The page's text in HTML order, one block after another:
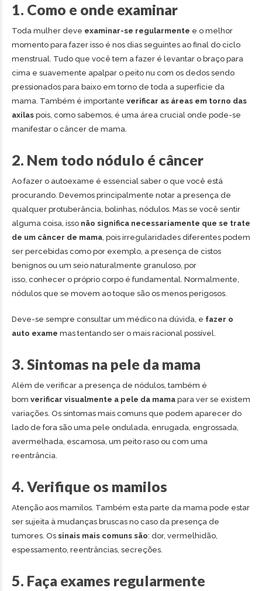
1. Como e onde examinar
Toda mulher deve examinar-se regularmente e o melhor
momento para fazer isso é nos dias seguintes ao final do ciclo
menstrual. Tudo que você tem a fazer é levantar o braço para
cima e suavemente apalpar o peito nu com os dedos sendo
pressionados para baixo em torno de toda a superfície da
mama. Também é importante verificar as áreas em torno das
axilas pois, como sabemos, é uma área crucial onde pode-se
manifestar o câncer de mama.
2. Nem todo nódulo é câncer
Ao fazer o autoexame é essencial saber o que você está
procurando. Devemos principalmente notar a presença de
qualquer protuberância, bolinhas, nódulos. Mas se você sentir
alguma coisa, isso não significa necessariamente que se trate
de um câncer de mama, pois irregularidades diferentes podem
ser percebidas como por exemplo, a presença de cistos
benignos ou um seio naturalmente granuloso, por
isso, conhecer o próprio corpo é fundamental. Normalmente,
nódulos que se movem ao toque são os menos perigosos.
Deve-se sempre consultar um médico na dúvida, e fazer o
auto exame mas tentando ser o mais racional possível.
3. Sintomas na pele da mama
Além de verificar a presença de nódulos, também é
bom verificar visualmente a pele da mama para ver se existem
variações. Os sintomas mais comuns que podem aparecer do
lado de fora são uma pele ondulada, enrugada, engrossada,
avermelhada, escamosa, um peito raso ou com uma
reentrância.
4. Verifique os mamilos
Atenção aos mamilos. Também esta parte da mama pode estar
ser sujeita à mudanças bruscas no caso da presença de
tumores. Os sinais mais comuns são: dor, vermelhidão,
espessamento, reentrâncias, secreções.
5. Faça exames regularmente